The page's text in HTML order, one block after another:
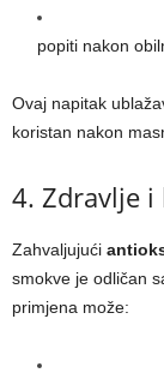
popiti nakon
Ovaj napitak
koristan nakon
4. Zdravlje i
Zahvaljujući
smokve je odličan
primjena može: